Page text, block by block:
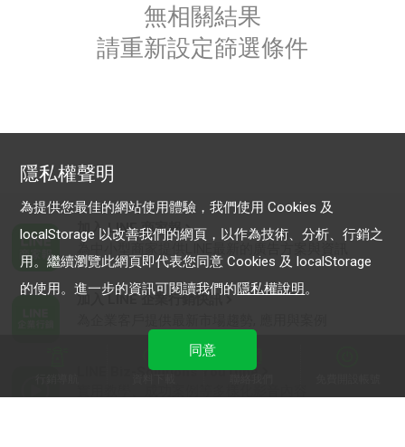
無相關結果
請重新設定篩選條件
加入 LINE 商家報
加入 LINE 企業行銷快訊
LINE Biz-Solutions YouTube
隱私權聲明
為提供您最佳的網站使用體驗，我們使用 Cookies 及
localStorage 以改善我們的網頁，以作為技術、分析、行銷之
用。繼續瀏覽此網頁即代表您同意 Cookies 及 localStorage
的使用。進一步的資訊可閱讀我們的隱私權說明。
同意